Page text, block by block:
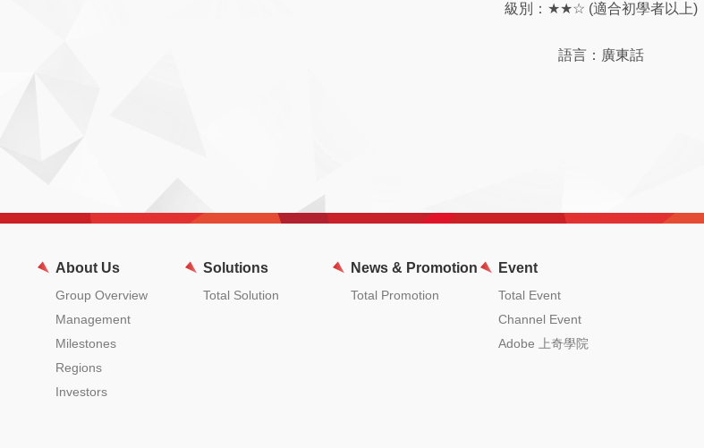
級別： ★★☆ (適合初學者以上)
語言：廣東話
About Us
Group Overview
Management
Milestones
Regions
Investors
Solutions
Total Solution
News & Promotion
Total Promotion
Event
Total Event
Channel Event
Adobe 上奇學院